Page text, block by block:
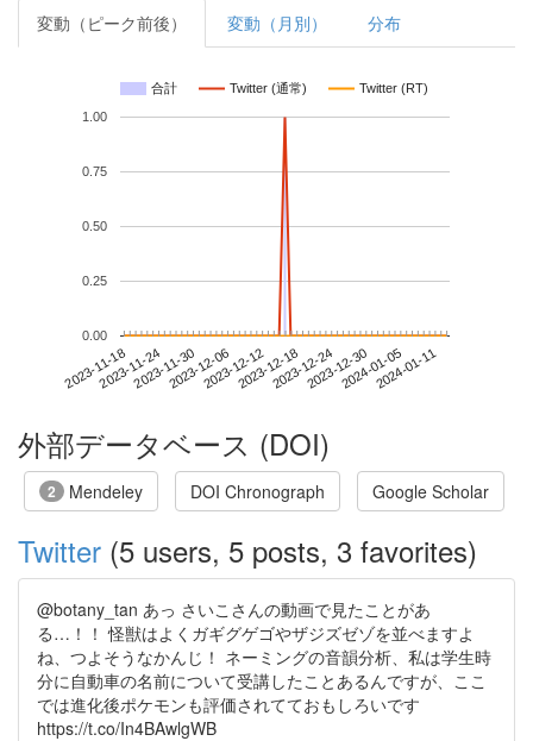
変動（ピーク前後） 変動（月別） 分布
合計 Twitter (通常) Twitter (RT)
2023-11-182023-11-242023-11-302023-12-062023-12-122023-12-182023-12-242023-12-302024-01-052024-01-11
0.00
0.25
0.50
0.75
1.00
外部データベース (DOI)
2 Mendeley DOI Chronograph Google Scholar
Twitter (5 users, 5 posts, 3 favorites)
@botany_tan あっ さいこさんの動画で見たことがあ
る…！！ 怪獣はよくガギグゲゴやザジズゼゾを並べますよ
ね、つよそうなかんじ！ ネーミングの音韻分析、私は学生時
分に自動車の名前について受講したことあるんですが、ここ
では進化後ポケモンも評価されてておもしろいです
https://t.co/In4BAwlgWB